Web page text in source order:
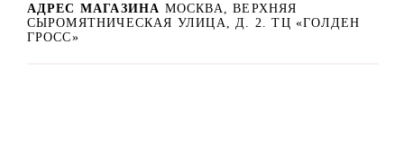
АДРЕС МАГАЗИНА МОСКВА, ВЕРХНЯЯ
СЫРОМЯТНИЧЕСКАЯ УЛИЦА, Д. 2. ТЦ «ГОЛДЕН
ГРОСС»